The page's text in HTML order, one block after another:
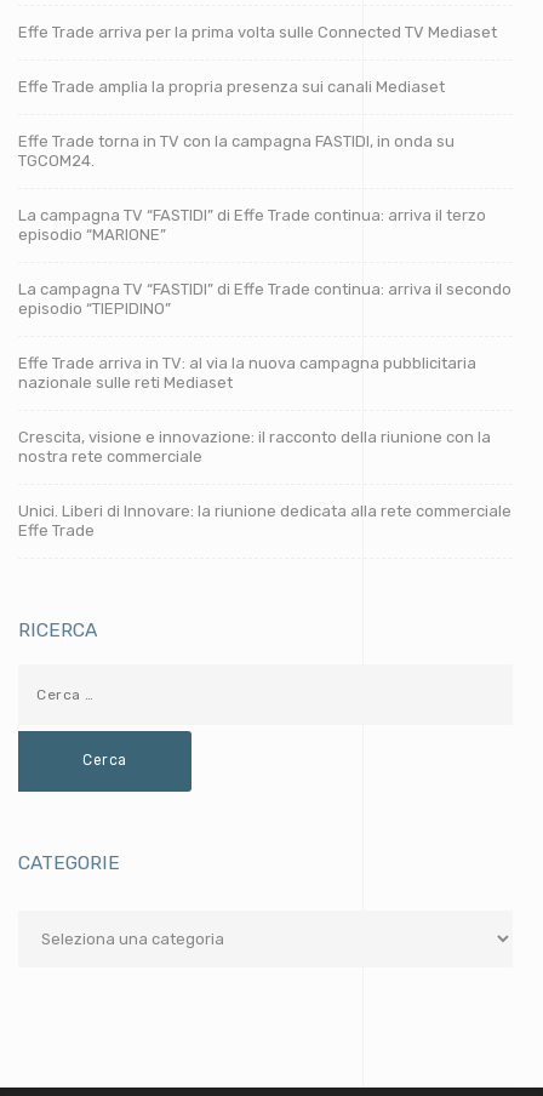
Effe Trade arriva per la prima volta sulle Connected TV Mediaset
Effe Trade amplia la propria presenza sui canali Mediaset
Effe Trade torna in TV con la campagna FASTIDI, in onda su
TGCOM24.
La campagna TV “FASTIDI” di Effe Trade continua: arriva il terzo
episodio “MARIONE”
La campagna TV “FASTIDI” di Effe Trade continua: arriva il secondo
episodio “TIEPIDINO”
Effe Trade arriva in TV: al via la nuova campagna pubblicitaria
nazionale sulle reti Mediaset
Crescita, visione e innovazione: il racconto della riunione con la
nostra rete commerciale
Unici. Liberi di Innovare: la riunione dedicata alla rete commerciale
Effe Trade
RICERCA
CATEGORIE